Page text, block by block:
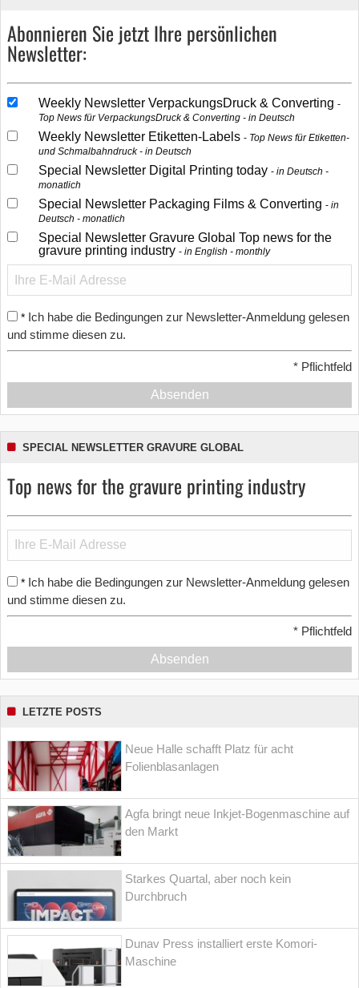
Abonnieren Sie jetzt Ihre persönlichen
Newsletter:
Weekly Newsletter VerpackungsDruck & Converting
Top News für VerpackungsDruck & Converting - in Deutsch
Weekly Newsletter Etiketten-Labels
Top News für Etiketten-
und Schmalbahndruck - in Deutsch
Special Newsletter Digital Printing today
in Deutsch -
monatlich
Special Newsletter Packaging Films & Converting
in
Deutsch - monatlich
Special Newsletter Gravure Global Top news for the
gravure printing industry
in English - monthly
* Ich habe die Bedingungen zur Newsletter-Anmeldung gelesen
und stimme diesen zu.
* Pflichtfeld
Absenden
SPECIAL NEWSLETTER GRAVURE GLOBAL
Top news for the gravure printing industry
* Ich habe die Bedingungen zur Newsletter-Anmeldung gelesen
und stimme diesen zu.
* Pflichtfeld
Absenden
LETZTE POSTS
Neue Halle schafft Platz für acht
Folienblasanlagen
Agfa bringt neue Inkjet-Bogenmaschine auf
den Markt
Starkes Quartal, aber noch kein
Durchbruch
Dunav Press installiert erste Komori-
Maschine